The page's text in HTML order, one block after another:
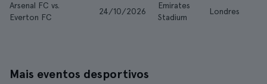
Arsenal FC vs.
Everton FC
24/10/2026
Emirates
Stadium
Londres
Mais eventos desportivos